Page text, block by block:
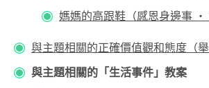
媽媽的高跟鞋（感恩身邊事 ‧
與主題相關的正確價值觀和態度（舉
與主題相關的「生活事件」教案